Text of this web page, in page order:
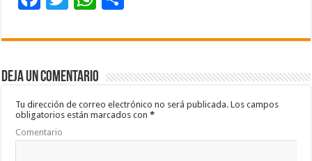
e
b
o
o
k
tt
er
at
sA
p
p
m
ar
ti
Deja un comentario
Tu dirección de correo electrónico no será publicada. Los campos
obligatorios están marcados con*
Comentario